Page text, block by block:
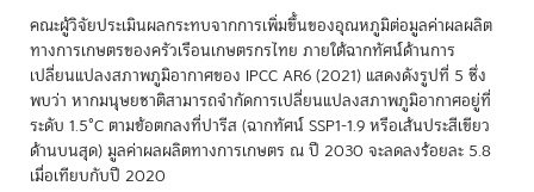
คณะผู้วิจัยประเมินผลกระทบจากการเพิ่มขึ้นของอุณหภูมิต่อมูลค่าผลผลิต
ทางการเกษตรของครัวเรือนเกษตรกรไทย ภายใต้ฉากทัศน์ด้านการ
เปลี่ยนแปลงสภาพภูมิอากาศของ IPCC AR6 (2021) แสดงดังรูปที่ 5 ซึ่ง
พบว่า หากมนุษยชาติสามารถจำกัดการเปลี่ยนแปลงสภาพภูมิอากาศอยู่ที่
ระดับ 1.5°C ตามข้อตกลงที่ปารีส (ฉากทัศน์ SSP1-1.9 หรือเส้นประสีเขียว
ด้านบนสุด) มูลค่าผลผลิตทางการเกษตร ณ ปี 2030 จะลดลงร้อยละ 5.8
เมื่อเทียบกับปี 2020